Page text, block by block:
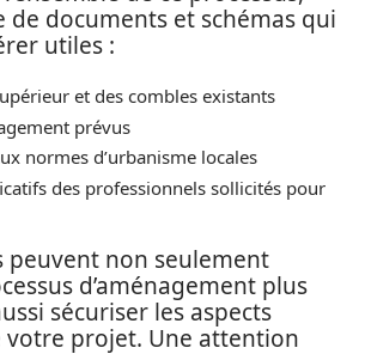
de documents et schémas qui
utiles :
et des combles existants
prévus
normes d’urbanisme locales
des professionnels sollicités pour
peuvent non seulement
d’aménagement plus
sécuriser les aspects
votre projet. Une attention